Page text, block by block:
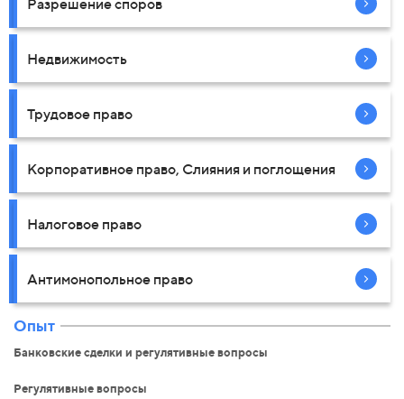
Недвижимость
Трудовое право
Корпоративное право, Слияния и поглощения
Налоговое право
Антимонопольное право
Опыт
Банковские сделки и регулятивные вопросы
Регулятивные вопросы